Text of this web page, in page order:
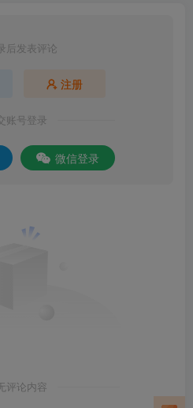
后发表评论
注册
账号登录
微信登录
评论内容